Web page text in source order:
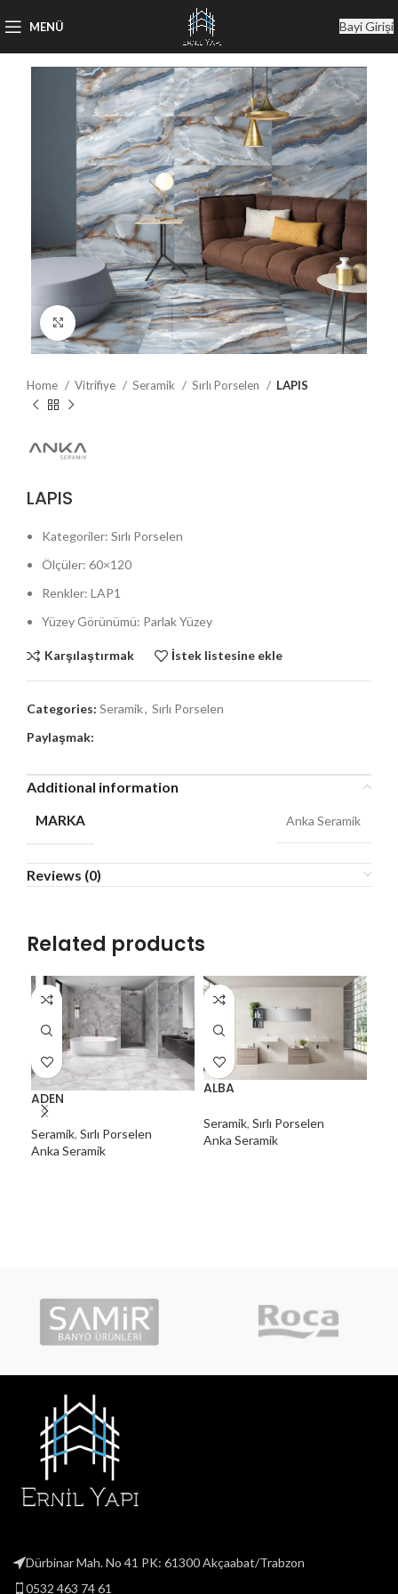
MENÜ Bayi Girişi
Büyütmek için tıklayın
Home Vitrifiye Seramik Sırlı Porselen LAPIS
LAPIS
Kategoriler: Sırlı Porselen
Ölçüler: 60×120
Renkler: LAP1
Yüzey Görünümü: Parlak Yüzey
Karşılaştırmak İstek listesine ekle
Categories: Seramik, Sırlı Porselen
Paylaşmak:
Additional information
MARKA Anka Seramik
Reviews (0)
Related products
ADEN
Seramik, Sırlı Porselen
Anka Seramik
ALBA
Seramik, Sırlı Porselen
Anka Seramik
Dürbinar Mah. No 41 PK: 61300 Akçaabat/Trabzon
0532 463 74 61